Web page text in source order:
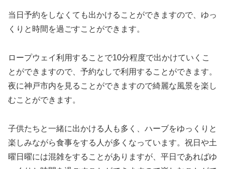
当日予約をしなくても出かけることができますので、ゆっ
くりと時間を過ごすことができます。
ロープウェイ利用することで10分程度で出かけていくこ
とができますので、予約なしで利用することができます。
夜に神戸市内を見ることができますので綺麗な風景を楽し
むことができます。
子供たちと一緒に出かける人も多く、ハーブをゆっくりと
楽しみながら食事をする人が多くなっています。祝日や土
曜日曜には混雑をすることがありますが、平日であればゆ